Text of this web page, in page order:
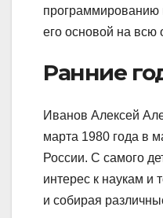
программированию
его основой на всю
Ранние
Иванов Алексей
марта 1980 года в
России. С самого
интерес к наукам и
и собирая